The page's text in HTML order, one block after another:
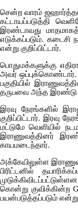
சென்ற வாரம்
கட்டாயப்படுத்தி
இரண்டாவது
எடுக்கப்படும். கடைசி
என்று குறிப்பிட்டார்.
பொதுமக்களுக்கு
அவர் ஒப்புக்கொண்டார்.
பகுதியில்
தருபவை அந்த இரண்டு
இரவு நேரங்களில்
குறிப்பிட்டார். இரவு
மட்டுமே வெளியில்
இராணுவத்தினர்
காயமடைந்தார்.
அக்கேயிலுள்ள
பிரிட்டனில்
கொன்று குவிக்கின்ற
பயன்படுத்தப்படும் என்று